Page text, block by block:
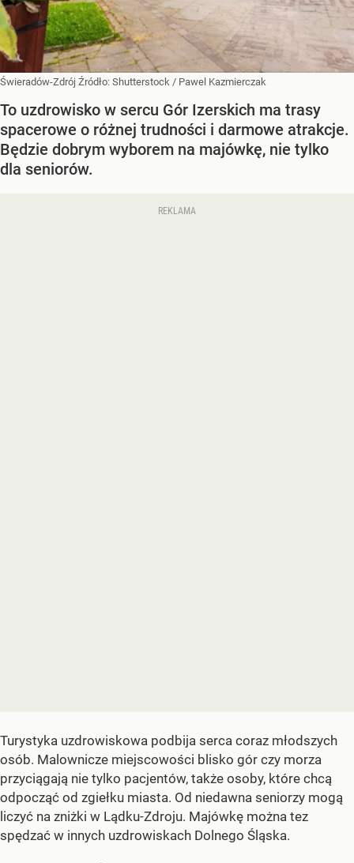
Świeradów-Zdrój Źródło: Shutterstock / Pawel Kazmierczak
To uzdrowisko w sercu Gór Izerskich ma trasy
spacerowe o różnej trudności i darmowe atrakcje.
Będzie dobrym wyborem na majówkę, nie tylko
dla seniorów.
Turystyka uzdrowiskowa podbija serca coraz młodszych
osób. Malownicze miejscowości blisko gór czy morza
przyciągają nie tylko pacjentów, także osoby, które chcą
odpocząć od zgiełku miasta. Od niedawna seniorzy mogą
liczyć na zniżki w Lądku-Zdroju. Majówkę można tez
spędzać w innych uzdrowiskach Dolnego Śląska.